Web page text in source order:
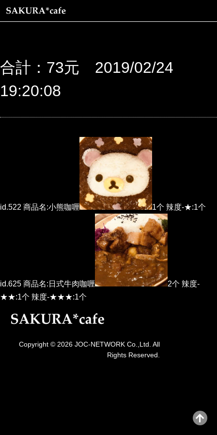
合計：73元 2019/02/24
19:20:08
id.522 商品名:小熊咖喱 1个 辣度-★:1个
id.625 商品名:日式牛肉咖喱
2个 辣度-
★★:1个 辣度-★★★:1个
Copyright © 2026 JOC-NETWORK Co.,Ltd. All
Rights Reserved.